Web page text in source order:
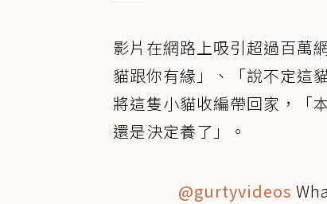
影片在網路上吸引超過百萬
貓跟你有緣」、「說不定這
將這隻小貓收編帶回家，「
還是決定養了」。
@gurtyvideos